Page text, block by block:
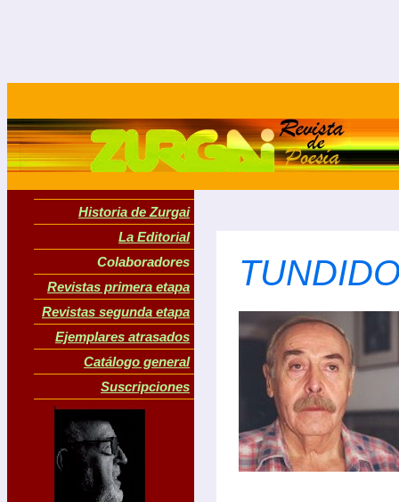
Historia de Zurgai
La Editorial
Colaboradores
Revistas primera etapa
Revistas segunda etapa
Ejemplares atrasados
Catálogo general
Suscripciones